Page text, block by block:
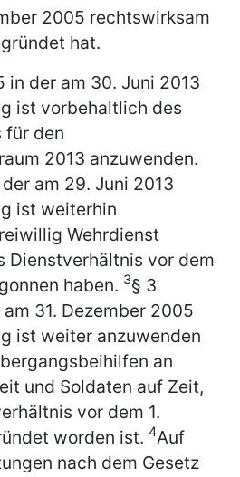
2005 rechtswirksam
hat.
in der am 30. Juni 2013
ist vorbehaltlich des
für den
2013 anzuwenden.
am 29. Juni 2013
ist weiterhin
Wehrdienst
Dienstverhältnis vor dem
haben. 3§ 3
31. Dezember 2005
ist weiter anzuwenden
an
und Soldaten auf Zeit,
vor dem 1.
worden ist. 4Auf
nach dem Gesetz